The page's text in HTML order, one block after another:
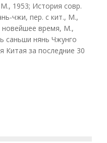
1953; История совр.
чжи, пер. с кит., М.,
новейшее время, М.,
саньши нянь Чжунго
Китая за последние 30